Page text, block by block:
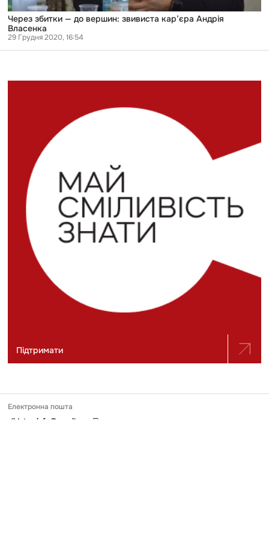
Через збитки — до вершин: звивиста кар’єра Андрія
Власенка
29 Грудня 2020, 16:54
Підтримати
Електронна пошта
slidstvo.info@gmail.com